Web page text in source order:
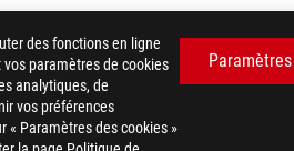
des fonctions en ligne
paramètres de cookies
analytiques, de
vos préférences
« Paramètres des cookies »